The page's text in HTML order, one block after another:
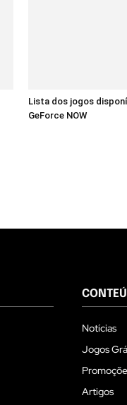
Lista dos jogos
GeForce NOW
Notícias
Jogos
Artigos